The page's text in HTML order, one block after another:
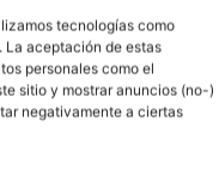
tecnologías como
La aceptación de estas
personales como el
sitio y mostrar anuncios (no-)
negativamente a ciertas